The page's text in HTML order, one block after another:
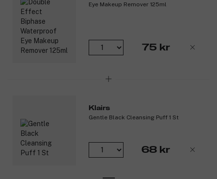
Eye Makeup Remover 125ml
75 kr
Klairs
Gentle Black Cleansing Puff 1 St
68 kr